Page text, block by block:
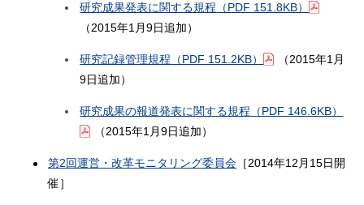
研究成果発表に関する規程 （PDF 151.8KB）
（2015年1月9日追加）
研究記録管理規程 （PDF 151.2KB）
（2015年1月
9日追加）
研究成果の報道発表に関する規程 （PDF 146.6KB）
（2015年1月9日追加）
第2回運営・改革モニタリング委員会 ［2014年12月15日開
催］